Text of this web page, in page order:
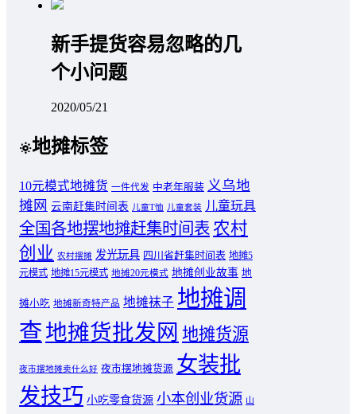
新手提货容易忽略的几
个小问题
2020/05/21
地摊标签
10元模式地摊货 一件代发 中老年服装 义乌地
摊网 云南赶集时间表 儿童T恤 儿童套装 儿童玩具
全国各地摆地摊赶集时间表 农村
创业 农村摆摊 发光玩具 四川省赶集时间表 地摊5
元模式 地摊15元模式 地摊20元模式 地摊创业故事 地
摊小吃 地摊新奇特产品 地摊袜子 地摊调
查地摊货批发网 地摊货源
夜市摆地摊卖什么好 夜市摆地摊货源 女装批
发技巧 小吃零食货源 小本创业货源 山